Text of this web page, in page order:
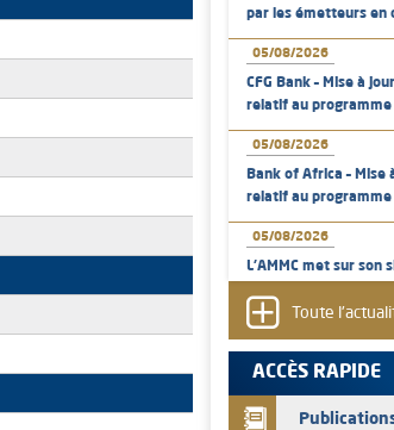
par les émetteurs en
05/08/2026
CFG Bank – Mise à
relatif au
05/08/2026
Bank of Africa – Mise
relatif au
05/08/2026
L’AMMC met sur
04/08/2026
L’AMMC met sur
par les émetteurs en
03/08/2026
Toute
ACCÈS RAPIDE